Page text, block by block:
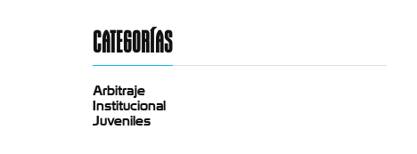
CATEGORÍAS
Arbitraje
Institucional
Juveniles